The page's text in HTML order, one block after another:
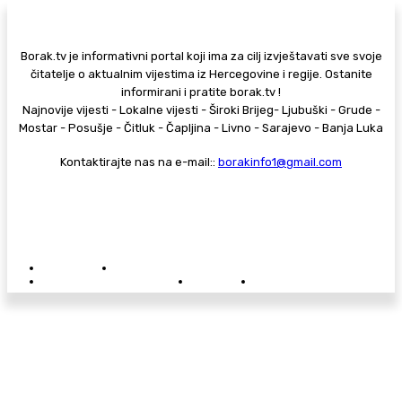
Borak.tv je informativni portal koji ima za cilj izvještavati sve svoje
čitatelje o aktualnim vijestima iz Hercegovine i regije. Ostanite
informirani i pratite borak.tv !
Najnovije vijesti - Lokalne vijesti - Široki Brijeg- Ljubuški - Grude -
Mostar - Posušje - Čitluk - Čapljina - Livno - Sarajevo - Banja Luka
Kontaktirajte nas na e-mail:: borakinfo1@gmail.com